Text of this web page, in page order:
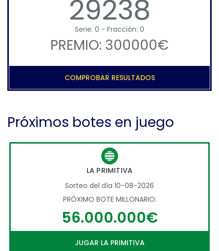
29238
Serie: 0 - Fracción: 0
PREMIO: 300000€
COMPROBAR RESULTADOS
Próximos botes en juego
LA PRIMITIVA
Sorteo del día 10-08-2026
PRÓXIMO BOTE MILLONARIO:
56.000.000€
JUGAR LA PRIMITIVA